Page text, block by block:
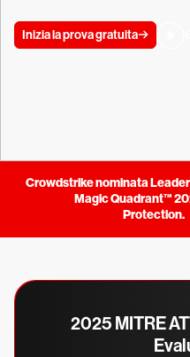
Inizia la prova gratuita
Crowdstrike nominata
Magic Quadrant™
Protection.
2025 MITRE